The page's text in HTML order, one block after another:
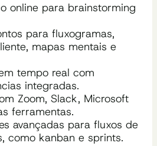
online para brainstorming
para fluxogramas,
mapas mentais e
tempo real com
integradas.
Zoom, Slack, Microsoft
ferramentas.
avançadas para fluxos de
como kanban e sprints.